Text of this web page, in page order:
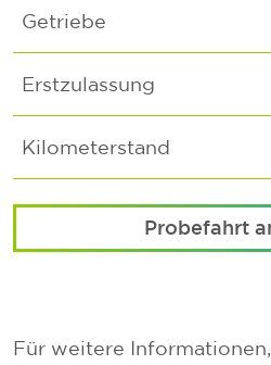
Getriebe
Erstzulassung
Kilometerstand
Probefahrt
Für weitere